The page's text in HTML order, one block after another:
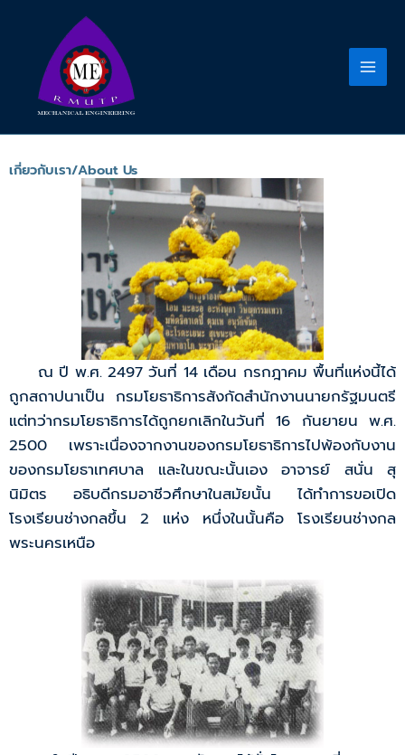
เกี่ยวกับเรา/About Us
ณ ปี พ.ศ. 2497 วันที่ 14 เดือน กรกฎาคม พื้นที่แห่งนี้ได้
ถูกสถาปนาเป็น กรมโยธาธิการสังกัดสำนักงานนายกรัฐมนตรี
แต่ทว่ากรมโยธาธิการได้ถูกยกเลิกในวันที่ 16 กันยายน พ.ศ.
2500 เพราะเนื่องจากงานของกรมโยธาธิการไปพ้องกับงาน
ของกรมโยธาเทศบาล และในขณะนั้นเอง อาจารย์ สนั่น สุ
นิมิตร อธิบดีกรมอาชีวศึกษาในสมัยนั้น ได้ทำการขอเปิด
โรงเรียนช่างกลขึ้น 2 แห่ง หนึ่งในนั้นคือ โรงเรียนช่างกล
พระนครเหนือ